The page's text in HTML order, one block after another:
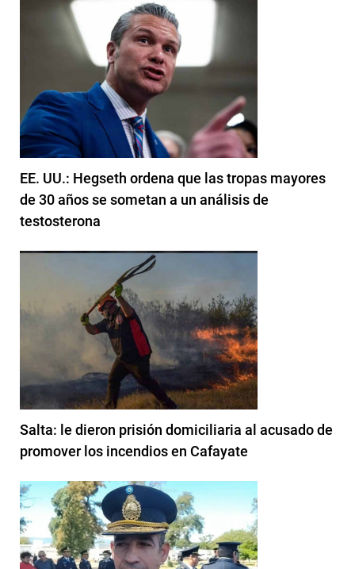
EE. UU.: Hegseth ordena que las tropas mayores
de 30 años se sometan a un análisis de
testosterona
Salta: le dieron prisión domiciliaria al acusado de
promover los incendios en Cafayate